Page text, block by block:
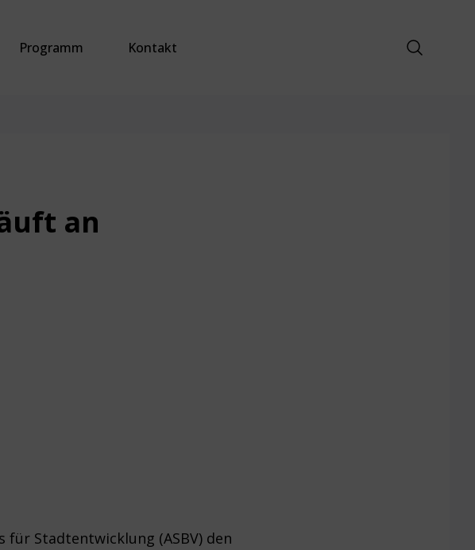
Programm Kontakt Suche
an
für Stadtentwicklung (ASBV) den